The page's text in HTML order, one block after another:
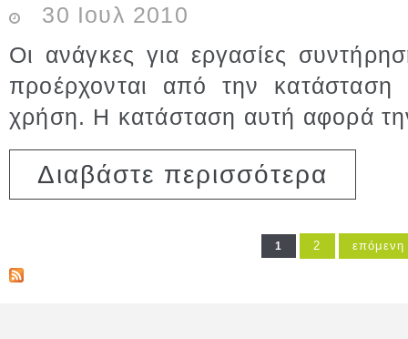
30 Ιουλ 2010
Οι ανάγκες για εργασίες
προέρχονται από την κατάσταση
χρήση. Η κατάσταση αυτή αφορά
Διαβάστε περισσότερα
1 2 επόμενη